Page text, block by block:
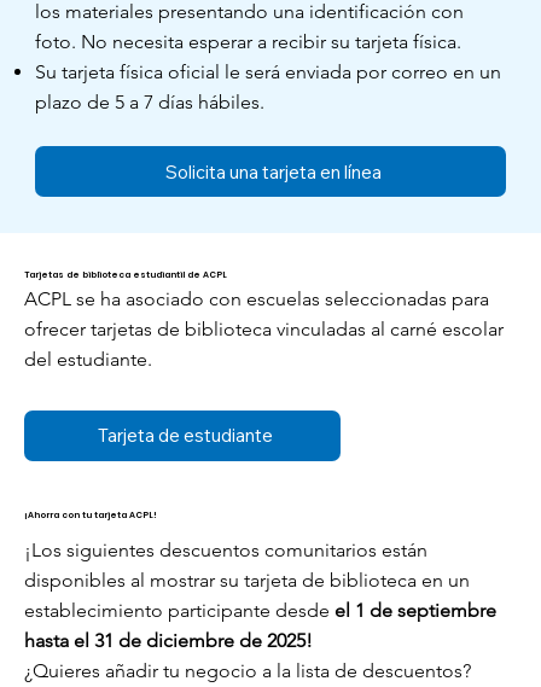
Tarjetas de biblioteca estudiantil de ACPL
ACPL se ha asociado con escuelas seleccionadas para
ofrecer tarjetas de biblioteca vinculadas al carné escolar
del estudiante.
Tarjeta de estudiante
los materiales presentando una identificación con
foto. No necesita esperar a recibir su tarjeta física.
Su tarjeta física oficial le será enviada por correo en un
plazo de 5 a 7 días hábiles.
Solicita una tarjeta en línea
¡Ahorra con tu tarjeta ACPL!
¡Los siguientes descuentos comunitarios están
disponibles al mostrar su tarjeta de biblioteca en un
establecimiento participante desde el 1 de septiembre
hasta el 31 de diciembre de 2025!
¿Quieres añadir tu negocio a la lista de descuentos?